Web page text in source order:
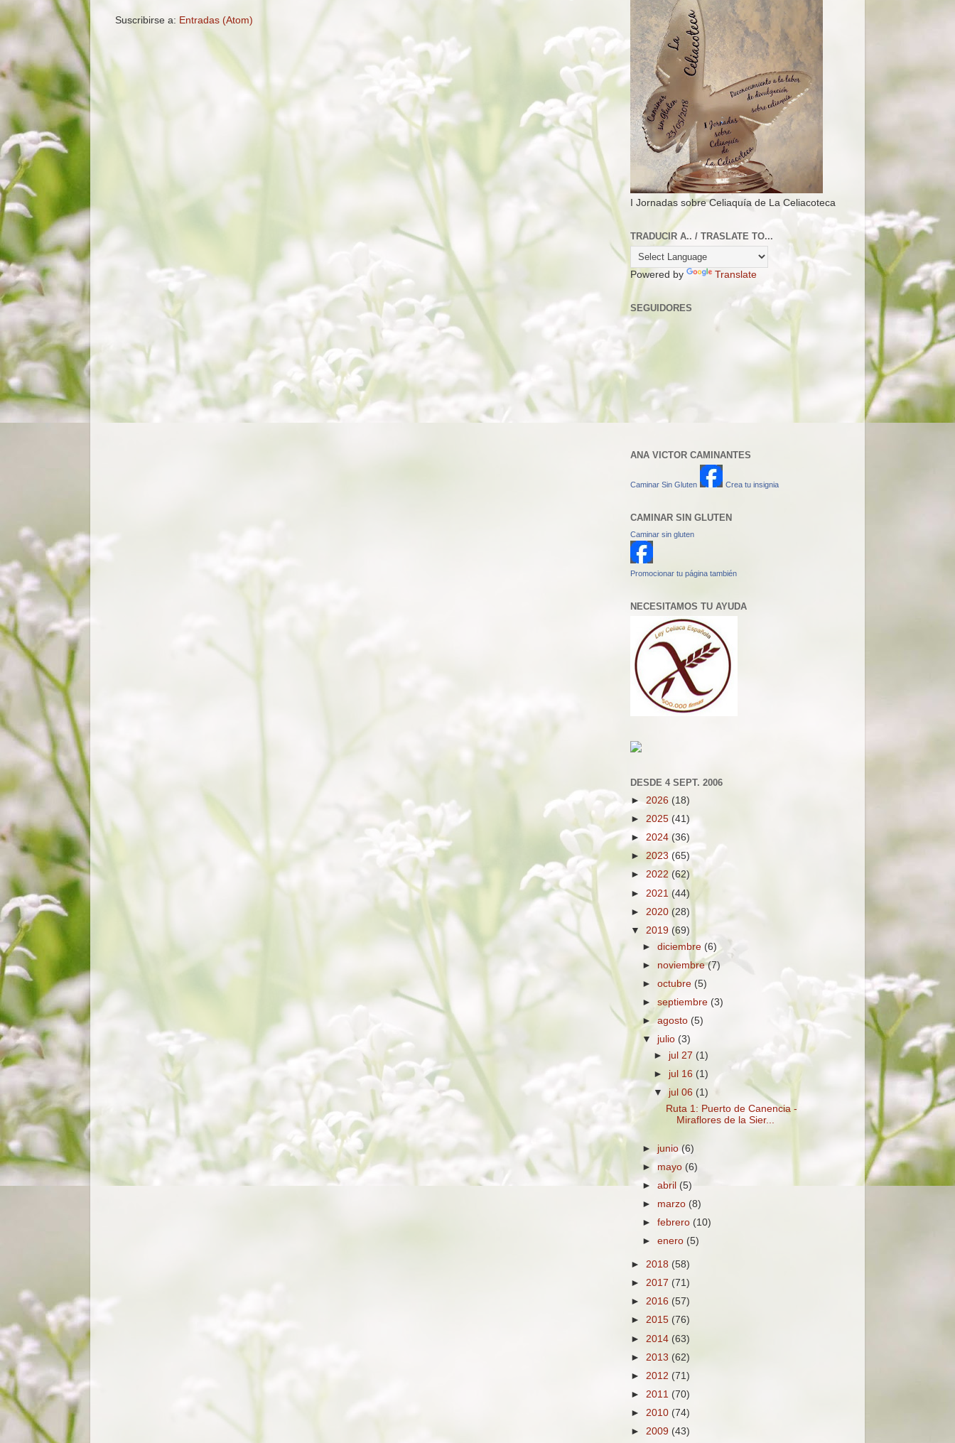
Suscribirse a: Entradas (Atom)
I Jornadas sobre Celiaquía de La Celiacoteca
TRADUCIR A.. / TRASLATE TO...
Powered by Translate
SEGUIDORES
ANA VICTOR CAMINANTES
Caminar Sin Gluten Crea tu insignia
CAMINAR SIN GLUTEN
Caminar sin gluten
Promocionar tu página también
NECESITAMOS TU AYUDA
DESDE 4 SEPT. 2006
► 2026 (18)
► 2025 (41)
► 2024 (36)
► 2023 (65)
► 2022 (62)
► 2021 (44)
► 2020 (28)
▼ 2019 (69)
►diciembre (6)
► noviembre(7)
►octubre (5)
►septiembre (3)
►agosto (5)
▼ julio (3)
► jul 27(1)
► jul 16 (1)
▼jul 06 (1)
Ruta 1: Puerto de Canencia -
Miraflores de la Sier...
► junio(6)
► mayo (6)
►abril (5)
► marzo (8)
►febrero (10)
►enero (5)
► 2018 (58)
► 2017 (71)
► 2016 (57)
► 2015 (76)
► 2014 (63)
► 2013 (62)
► 2012 (71)
► 2011 (70)
► 2010 (74)
► 2009 (43)